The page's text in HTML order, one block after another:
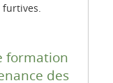
formation
des